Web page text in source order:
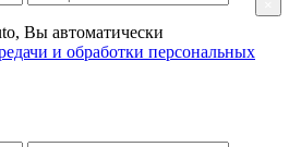
Вы автоматически
и обработки персональных